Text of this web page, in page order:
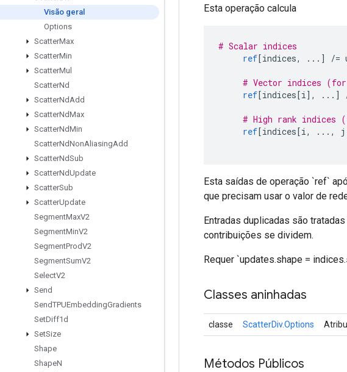
Visão geral
Options
ScatterMax
ScatterMin
ScatterMul
ScatterNd
ScatterNdAdd
ScatterNdMax
ScatterNdMin
ScatterNdNonAliasingAdd
ScatterNdSub
ScatterNdUpdate
ScatterSub
ScatterUpdate
SegmentMaxV2
SegmentMinV2
SegmentProdV2
SegmentSumV2
SelectV2
Send
SendTPUEmbeddingGradients
SetDiff1d
SetSize
Shape
ShapeN
Esta operação calcula
# Scalar indices
ref[indices, ...] /=
# Vector indices
ref[indices[i], ...]
# High rank
ref[indices[i, ..., j
Esta saídas de operação `ref`
que precisam usar o valor de
Entradas duplicadas são
contribuições se dividem.
Requer `updates.shape =
Classes aninhadas
classe ScatterDiv.Options
Métodos Públicos